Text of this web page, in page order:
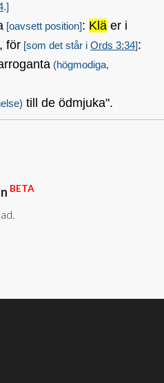
.]
[oavsett position]: Klä er i
för [som det står i Ords 3:34]:
(högmodiga,
till de ödmjuka".
BETA